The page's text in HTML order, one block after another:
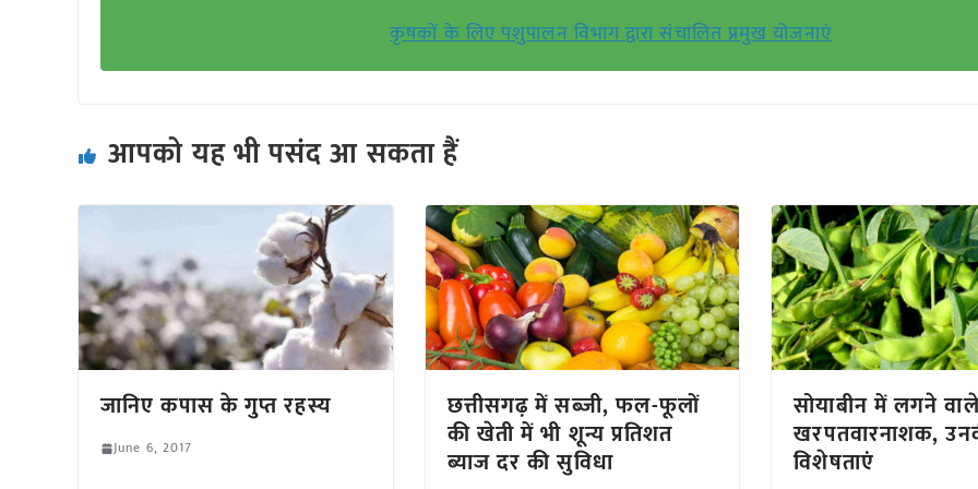
कृषकों के लिए पशुपालन विभाग द्वारा संचालित प्रमुख योजनाएं
आपको यह भी पसंद आ सकता हैं
जानिए कपास के गुप्त रहस्य
June 6, 2017
छत्तीसगढ़ में सब्जी, फल-फूलों
की खेती में भी शून्य प्रतिशत
ब्याज दर की सुविधा
सोयाबीन में लगने
खरपतवारनाशक,
विशेषताएं